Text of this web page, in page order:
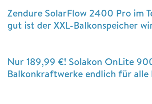
Zendure SolarFlow 2400 Pro im
gut ist der XXL-Balkonspeicher
Nur 189,99 €! Solakon OnLite
Balkonkraftwerke endlich für alle